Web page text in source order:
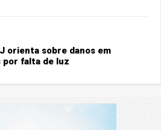
orienta sobre danos em
por falta de luz